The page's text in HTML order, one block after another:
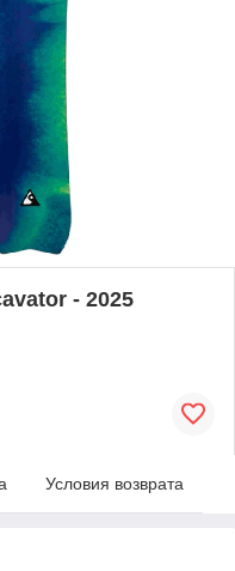
- 2025
Условия возврата